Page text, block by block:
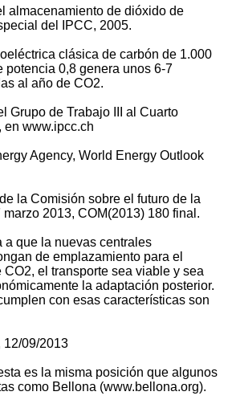
almacenamiento de dióxido de
del IPCC, 2005.
clásica de carbón de 1.000
potencia 0,8 genera unos 6-7
al año de CO2.
Grupo de Trabajo III al Cuarto
en www.ipcc.ch
Agency, World Energy Outlook
la Comisión sobre el futuro de la
2013, COM(2013) 180 final.
a que la nuevas centrales
de emplazamiento para el
el transporte sea viable y sea
la adaptación posterior.
con esas características son
12/09/2013
es la misma posición que algunos
como Bellona (www.bellona.org).